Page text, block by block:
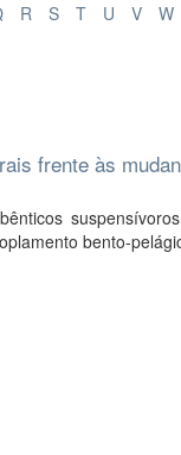
R S T U V W
frente às
bento-